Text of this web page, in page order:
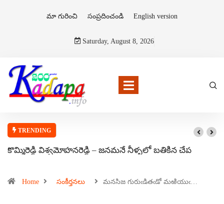
మా గురించి సంప్రదించండి English version
Saturday, August 8, 2026
TRENDING
కొమ్మిరెడ్డి విశ్వమోహనరెడ్డి – జనమనే నీళ్ళలో బతికిన చేప
Home సంకీర్తనలు మనసిజ గురుఁడితఁడో మఱియుఁ…